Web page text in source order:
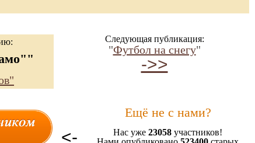
Следующая публикация:
"Футбол на снегу"
->>
<-
Ещё не с нами?
Нас уже 23058 участников!